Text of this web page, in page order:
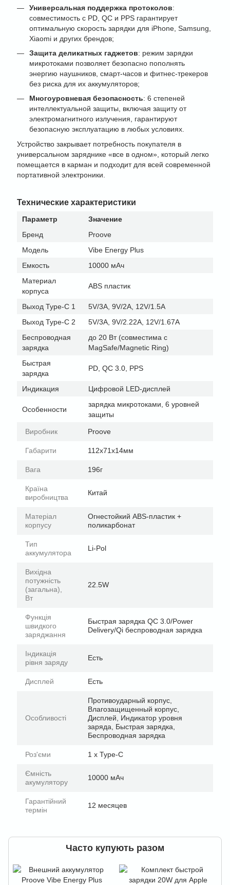
Универсальная поддержка протоколов:
совместимость с PD, QC и PPS гарантирует
оптимальную скорость зарядки для iPhone, Samsung,
Xiaomi и других брендов;
Защита деликатных гаджетов: режим зарядки
микротоками позволяет безопасно пополнять
энергию наушников, смарт-часов и фитнес-трекеров
без риска для их аккумуляторов;
Многоуровневая безопасность: 6 степеней
интеллектуальной защиты, включая защиту от
электромагнитного излучения, гарантируют
безопасную эксплуатацию в любых условиях.
Устройство закрывает потребность покупателя в
универсальном заряднике «все в одном», который легко
помещается в карман и подходит для всей современной
портативной электроники.
Технические характеристики
Параметр
Значение
Бренд
Proove
Модель
Vibe Energy Plus
Емкость
10000 мАч
Материал
корпуса
ABS пластик
Выход Type-C 1
5V/3A, 9V/2A, 12V/1.5A
Выход Type-C 2
5V/3A, 9V/2.22A, 12V/1.67A
Беспроводная
зарядка
до 20 Вт (совместима с
MagSafe/Magnetic Ring)
Быстрая
зарядка
PD, QC 3.0, PPS
Индикация Цифровой LED-дисплей
Особенности
зарядка микротоками, 6 уровней
защиты
Виробник Proove
Габарити 112x71x14мм
Вага 196г
Країна
виробництва
Китай
Матеріал
корпусу
Огнестойкий ABS-пластик +
поликарбонат
Тип
аккумулятора
Li-Pol
Вихідна
потужність
(загальна),
Вт
22.5W
Функція
швидкого
заряджання
Быстрая зарядка QC 3.0/Power
Delivery/Qi беспроводная зарядка
Індикація
рівня заряду
Есть
Дисплей Есть
Особливості
Противоударный корпус,
Влагозащищенный корпус,
Дисплей, Индикатор уровня
заряда, Быстрая зарядка,
Беспроводная зарядка
Роз'єми 1 х Type-C
Ємність
акумулятору
10000 мАч
Гарантійний
термін
12 месяцев
Часто купують разом